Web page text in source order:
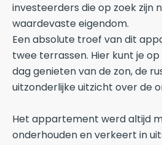
investeerders die op zoek zijn
waardevaste eigendom.
Een absolute troef van dit
twee terrassen. Hier kunt je
dag genieten van de zon, de
uitzonderlijke uitzicht over de
Het appartement werd altijd
onderhouden en verkeert in